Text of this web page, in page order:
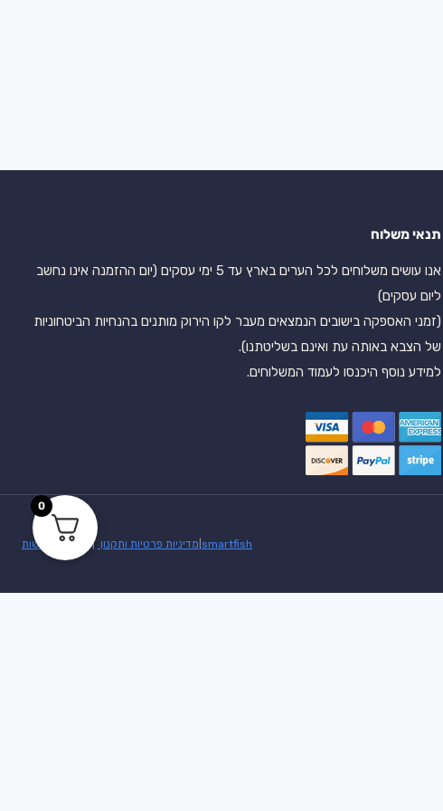
תנאי משלוח
אנו עושים משלוחים לכל הערים בארץ עד 5 ימי עסקים (יום ההזמנה אינו נחשב
ליום עסקים)
(זמני האספקה בישובים הנמצאים מעבר לקו הירוק מותנים בהנחיות הביטחוניות
של הצבא באותה עת ואינם בשליטתנו).
למידע נוסף היכנסו לעמוד המשלוחים.
smartfish מדיניות פרטיות ותקנון | הצהרת נגישות
0